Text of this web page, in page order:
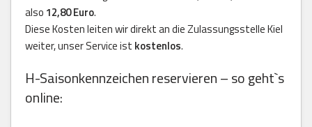
also 12,80 Euro.
Diese Kosten leiten wir direkt an die Zulassungsstelle Kiel
weiter, unser Service ist kostenlos.
H-Saisonkennzeichen reservieren – so geht`s
online: